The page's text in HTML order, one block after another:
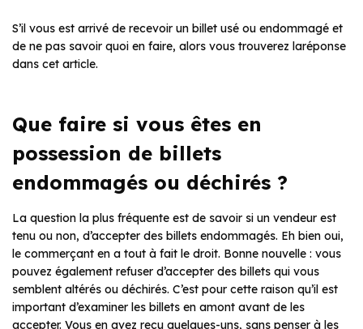
S’il vous est arrivé de recevoir un billet usé ou endommagé et
de ne pas savoir quoi en faire, alors vous trouverez laréponse
dans cet article.
Que faire si vous êtes en
possession de billets
endommagés ou déchirés ?
La question la plus fréquente est de savoir si un vendeur est
tenu ou non, d’accepter des billets endommagés. Eh bien oui,
le commerçant en a tout à fait le droit. Bonne nouvelle : vous
pouvez également refuser d’accepter des billets qui vous
semblent altérés ou déchirés. C’est pour cette raison qu’il est
important d’examiner les billets en amont avant de les
accepter. Vous en avez reçu quelques-uns, sans penser à les